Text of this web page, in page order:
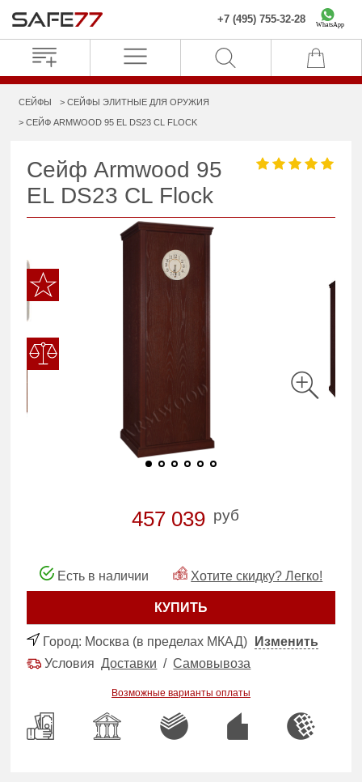
+7 (495) 755-32-28 WhatsApp
СЕЙФЫ СЕЙФЫ ЭЛИТНЫЕ ДЛЯ ОРУЖИЯ
СЕЙФ ARMWOOD 95 EL DS23 CL FLOCK
Сейф Armwood 95
EL DS23 CL Flock
457 039 руб
Есть в наличии Хотите скидку? Легко!
КУПИТЬ
Город: Москва (в пределах МКАД)
Изменить
УсловияДоставки /Самовывоза
Возможные варианты оплаты